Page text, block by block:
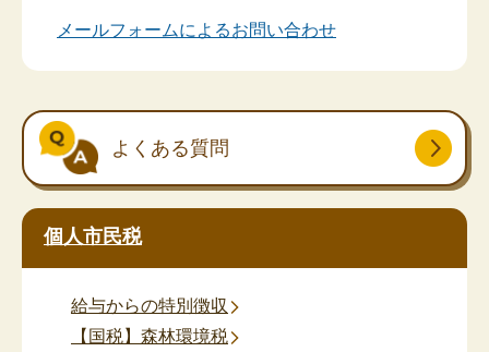
メールフォームによるお問い合わせ
よくある質問
個人市民税
給与からの特別徴収
【国税】森林環境税